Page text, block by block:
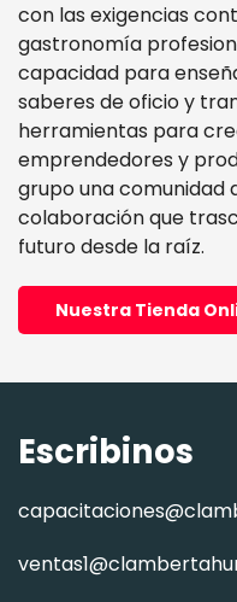
con las exigencias
gastronomía
capacidad para
saberes de oficio y
herramientas para
emprendedores y
grupo una comunidad
colaboración que
futuro desde la raíz.
Nuestra Tienda
Escribinos